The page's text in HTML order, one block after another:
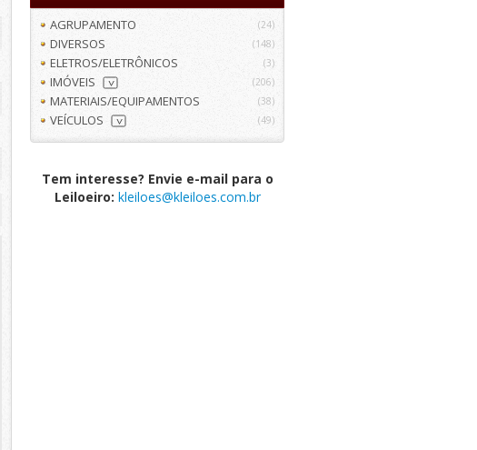
AGRUPAMENTO (24)
DIVERSOS (148)
ELETROS/ELETRÔNICOS (3)
IMÓVEIS > (206)
MATERIAIS/EQUIPAMENTOS (38)
VEÍCULOS > (49)
Tem interesse? Envie e-mail para o
Leiloeiro: kleiloes@kleiloes.com.br